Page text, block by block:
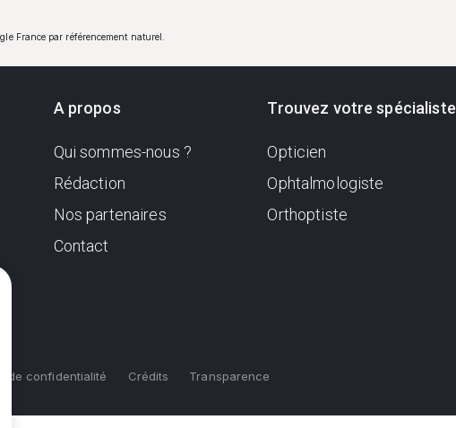
France par référencement naturel.
A propos
Qui sommes-nous ?
Rédaction
Nos partenaires
Contact
Trouvez votre spécialiste
Opticien
Ophtalmologiste
Orthoptiste
de confidentialité Crédits Transparence